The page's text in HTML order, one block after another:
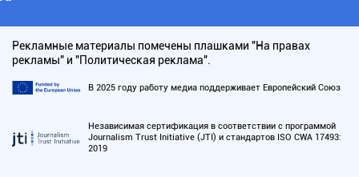
Рекламные материалы помечены плашками "На правах
рекламы" и "Политическая реклама".
В 2025 году работу медиа поддерживает Европейский Союз
Независимая сертификация в соответствии с программой
Journalism Trust Initiative (JTI) и стандартов ISO CWA 17493:
2019